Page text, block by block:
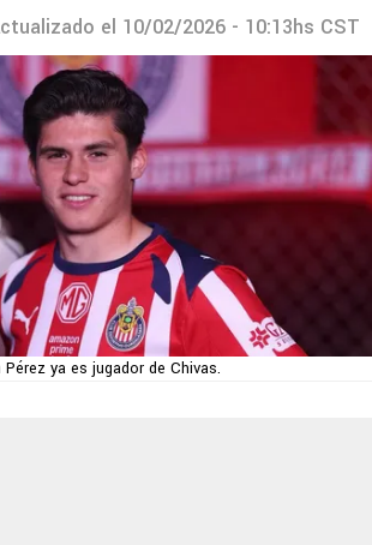
el 10/02/2026 - 10:13hs CST
Pérez ya es jugador de Chivas.